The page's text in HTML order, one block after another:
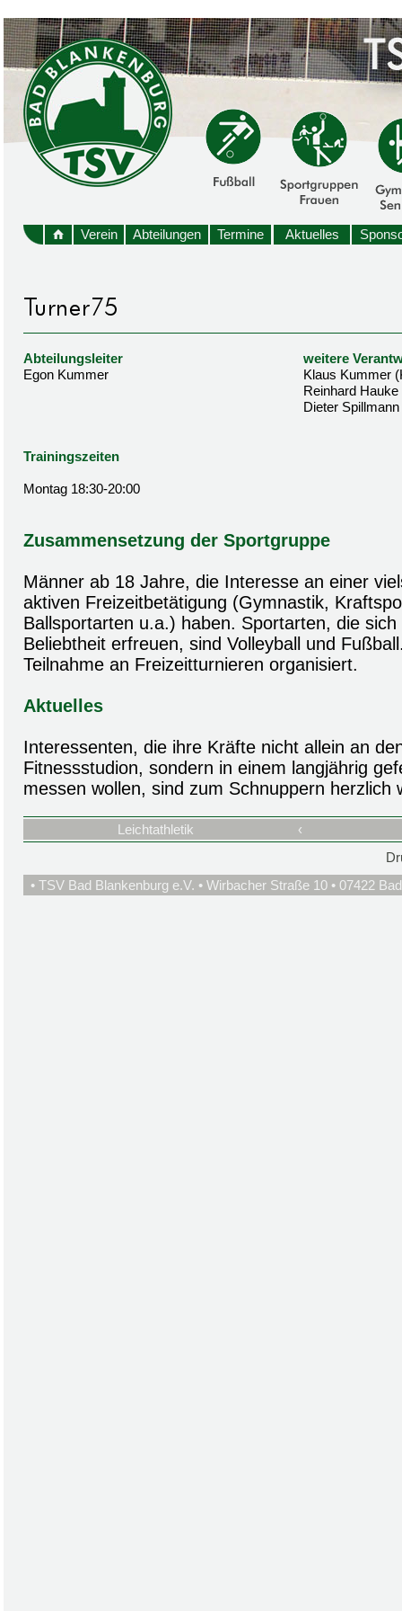
Verein Abteilungen Termine Aktuelles
Abteilungsleiter
weitere
Egon Kummer
Klaus Kummer
Reinhard Hauke
Dieter Spillmann
Trainingszeiten
Montag 18:30-20:00
Zusammensetzung der Sportgruppe
Männer ab 18 Jahre, die Interesse an einer
aktiven Freizeitbetätigung (Gymnastik,
Ballsportarten u.a.) haben. Sportarten, die
Beliebtheit erfreuen, sind Volleyball und
Teilnahme an Freizeitturnieren organisiert.
Aktuelles
Interessenten, die ihre Kräfte nicht allein an
Fitnessstudion, sondern in einem langjährig
messen wollen, sind zum Schnuppern herzlich
Leichtathletik
‹
• TSV Bad Blankenburg e.V. • Wirbacher Straße 10 • 07422